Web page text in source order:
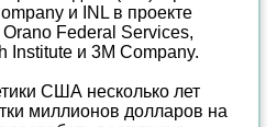
и INL в проекте
Federal Services,
Institute и 3M Company.
США несколько лет
миллионов долларов на